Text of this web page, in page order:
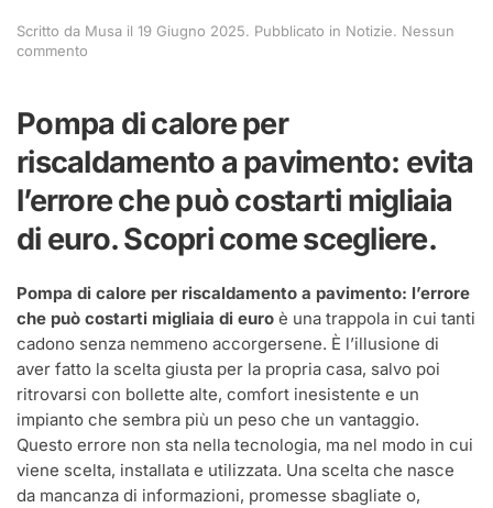
Scritto da Musa il 19 Giugno 2025. Pubblicato in Notizie. Nessun
commento
per
riscaldamento
a
pavimento:
l’errore
può
migliaia
euro
Pompa di calore per
riscaldamento a pavimento: evita
l’errore che può costarti migliaia
di euro. Scopri come scegliere.
Pompa di calore per riscaldamento a pavimento: l’errore
che può costarti migliaia di euro è una trappola in cui tanti
cadono senza nemmeno accorgersene. È l’illusione di
aver fatto la scelta giusta per la propria casa, salvo poi
ritrovarsi con bollette alte, comfort inesistente e un
impianto che sembra più un peso che un vantaggio.
Questo errore non sta nella tecnologia, ma nel modo in cui
viene scelta, installata e utilizzata. Una scelta che nasce
da mancanza di informazioni, promesse sbagliate o,